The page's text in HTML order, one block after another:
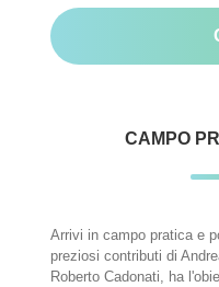
CAMPO
Arrivi in campo pratica e
preziosi contributi di
Roberto Cadonati, ha